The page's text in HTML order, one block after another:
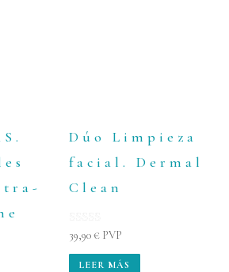
Dúo Limpieza
facial. Dermal
Clean
Valorado con
5.00
de 5
39,90€ PVP
LEER MÁS